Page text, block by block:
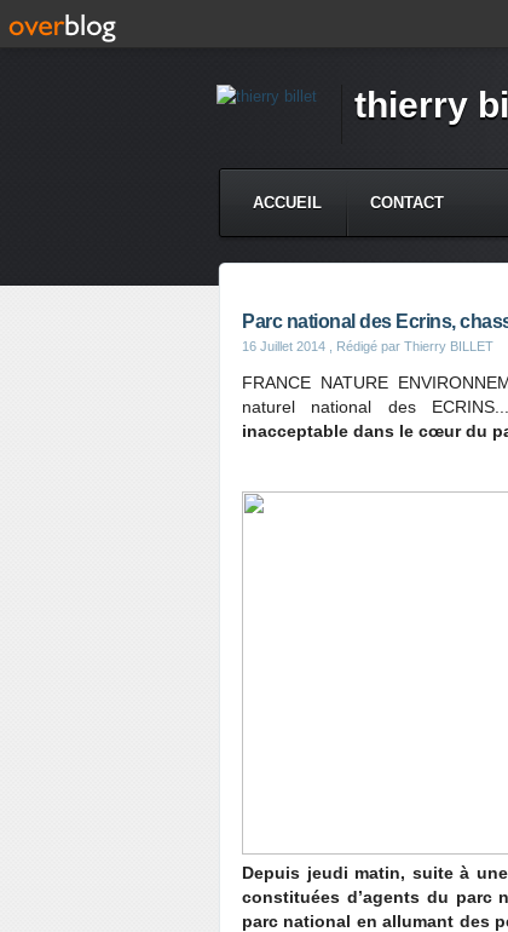
thierry
ACCUEIL CONTACT
Parc national des Ecrins,
16 Juillet 2014 , Rédigé par Thierry BILLET
FRANCE NATURE
naturel national des
inacceptable dans le cœur du
Depuis jeudi matin, suite à
constituées d’agents du parc
parc national en allumant des